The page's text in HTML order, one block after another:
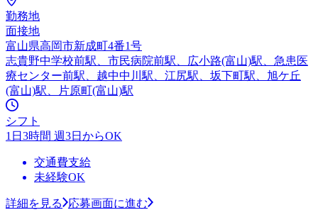
勤務地
面接地
富山県高岡市新成町4番1号
志貴野中学校前駅、市民病院前駅、広小路(富山)駅、急患医
療センター前駅、越中中川駅、江尻駅、坂下町駅、旭ケ丘
(富山)駅、片原町(富山)駅
シフト
1日3時間 週3日からOK
交通費支給
未経験OK
詳細を見る
応募画面に進む